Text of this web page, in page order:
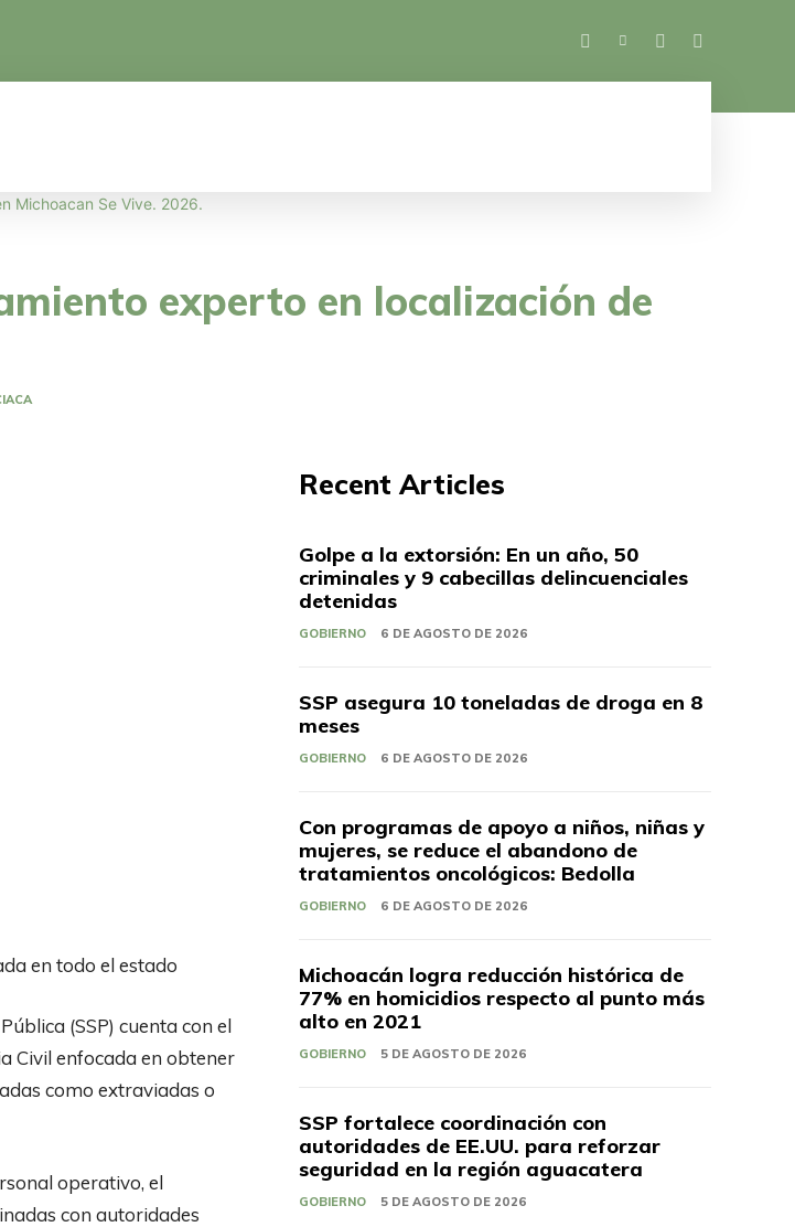
experto en localización de
en todo el estado
(SSP) cuenta con el
Civil enfocada en obtener
como extraviadas o
operativo, el
con autoridades
Recent Articles
Golpe a la extorsión: En un año, 50
criminales y 9 cabecillas delincuenciales
detenidas
GOBIERNO 6 DE AGOSTO DE 2026
SSP asegura 10 toneladas de droga en 8
meses
GOBIERNO 6 DE AGOSTO DE 2026
Con programas de apoyo a niños, niñas y
mujeres, se reduce el abandono de
tratamientos oncológicos: Bedolla
GOBIERNO 6 DE AGOSTO DE 2026
Michoacán logra reducción histórica de
77% en homicidios respecto al punto más
alto en 2021
GOBIERNO 5 DE AGOSTO DE 2026
SSP fortalece coordinación con
autoridades de EE.UU. para reforzar
seguridad en la región aguacatera
GOBIERNO 5 DE AGOSTO DE 2026